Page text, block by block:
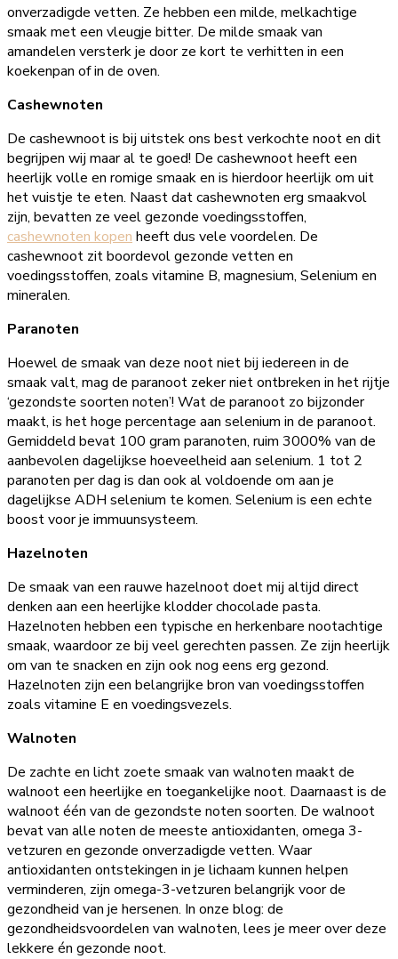
onverzadigde vetten. Ze hebben een milde, melkachtige
smaak met een vleugje bitter. De milde smaak van
amandelen versterk je door ze kort te verhitten in een
koekenpan of in de oven.
Cashewnoten
De cashewnoot is bij uitstek ons best verkochte noot en dit
begrijpen wij maar al te goed! De cashewnoot heeft een
heerlijk volle en romige smaak en is hierdoor heerlijk om uit
het vuistje te eten. Naast dat cashewnoten erg smaakvol
zijn, bevatten ze veel gezonde voedingsstoffen,
cashewnoten kopen heeft dus vele voordelen. De
cashewnoot zit boordevol gezonde vetten en
voedingsstoffen, zoals vitamine B, magnesium, Selenium en
mineralen.
Paranoten
Hoewel de smaak van deze noot niet bij iedereen in de
smaak valt, mag de paranoot zeker niet ontbreken in het rijtje
‘gezondste soorten noten’! Wat de paranoot zo bijzonder
maakt, is het hoge percentage aan selenium in de paranoot.
Gemiddeld bevat 100 gram paranoten, ruim 3000% van de
aanbevolen dagelijkse hoeveelheid aan selenium. 1 tot 2
paranoten per dag is dan ook al voldoende om aan je
dagelijkse ADH selenium te komen. Selenium is een echte
boost voor je immuunsysteem.
Hazelnoten
De smaak van een rauwe hazelnoot doet mij altijd direct
denken aan een heerlijke klodder chocolade pasta.
Hazelnoten hebben een typische en herkenbare nootachtige
smaak, waardoor ze bij veel gerechten passen. Ze zijn heerlijk
om van te snacken en zijn ook nog eens erg gezond.
Hazelnoten zijn een belangrijke bron van voedingsstoffen
zoals vitamine E en voedingsvezels.
Walnoten
De zachte en licht zoete smaak van walnoten maakt de
walnoot een heerlijke en toegankelijke noot. Daarnaast is de
walnoot één van de gezondste noten soorten. De walnoot
bevat van alle noten de meeste antioxidanten, omega 3-
vetzuren en gezonde onverzadigde vetten. Waar
antioxidanten ontstekingen in je lichaam kunnen helpen
verminderen, zijn omega-3-vetzuren belangrijk voor de
gezondheid van je hersenen. In onze blog: de
gezondheidsvoordelen van walnoten, lees je meer over deze
lekkere én gezonde noot.